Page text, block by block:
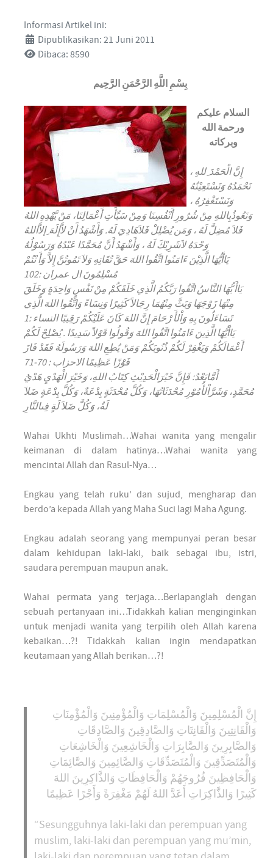
Informasi Artikel ini:
Dipublikasikan: 21 Juni 2011
Dibaca: 8590
بِسْمِ اللَّهِ الرَّحْمَنِ الرَّحِيم
السلام عليكم
ورحمة الله
وبركاته
إِنَّ الْحَمْدَ ِللهِ ،
نَحْمَدُهُ وَنَسْتَعِيْنُهُ
وَنَسْتَغْفِرُهُ ،
وَنَعُوذُبِاللهِ مِنْ شُرُورِ أَنْفُسِنَا وَمِنْ سَيِّأَتِ أَعْمَالِنَا، مَنْ يَّهْدِهِ اللهُ
فَلاَ مُضِلَّ لَهُ ، وَمَن يُضْلِلْ فَلاَهَادِيَ لَهُ. وَأَشْهَدُ أَنْ لاَّإِلَهَ ِإلاَّاللهُ
وَحْدَهُ لاَشَرِيْكَ لَهُ ، وَأَشْهَدُ أَنَّ مُحَمَّدًا عَبْدُهُ وَرَسُوْلُهُ
يَاأَيُّهَا الَّذِيْنَ ءَامَنُوا اتَّقُوا اللهَ حَقَّ تُقَاتِهِ وَلاَ تَمُوتُنَّ إِلاَّ وَأَ نْتُمْ
مُسْلِمُونَ ال عمران :102
يَاأَ يُّهَا النَّاسُ اتَّقُوا رَبَّكُمُ الَّذِي خَلَقَكُمْ مِنْ نَفْسٍ وَاحِدَةٍ وَخَلَقَ
مِنْهَا زَوْجَهَا وَبَثَّ مِنْهُمَا رِجَالاً كَثِيرًا وَنِسَاءً وَاتَّقُوا اللهَ الَّذِي
تَسَاءَلُونَ بِهِ وَاْلأَ رْحَامَ إِنَّ اللهَ كَانَ عَلَيْكُمْ رَقِيبًا النساء :1
يَاأَيُّهَا الَّذِينَ ءَامَنُوا اتَّقُوا اللهَ وَقُولُوا قَوْلاً سَدِيدًا . يُصْلِحْ لَكُمْ
أَعْمَالَكُمْ وَيَغْفِرْ لَكُمْ ذُنُوبَكُمْ وَمَنْ يُطِعِ اللهَ وَرَسُولَهُ فَقَدْ فَازَ
فَوْزًا عَظِيمًا الاحزاب : 70-71
أَمَّابَعْدُ: فَإِنَّ خَيْرَالْحَدِيْثِ كِتَابُ اللهِ، وَخَيْرَ الْهَدْيِ هَدْيُ
مُحَمَّدٍ، وَشَرَّاْلأُمُوْرِ مُحْدَثَاتُهَا، وَكُلَّ مُحْدَثَةٍ بِدْعَةٌ، وَكُلَّ بِدْعَةٍ ضَلاَ
لَةٌ، وَكُلَّ ضَلاَ لَةٍ فِىالنَّارِ
Wahai Ukhti Muslimah…Wahai wanita yang mengalir
keimanan di dalam hatinya…Wahai wanita yang
mencintai Allah dan Rasul-Nya…
Engkau yang telah ruku’ dan sujud, mengharap dan
berdo’a kepada Allah yang Maha Suci lagi Maha Agung.
Engkau adalah seorang yang mempunyai peran besar
dalam kehidupan laki-laki, baik sebagai ibu, istri,
saudara perempuan maupun anak.
Wahai permata yang terjaga…Berlapanglah dengan
sebuah pertanyaan ini…Tidakkah kalian menginginkan
untuk menjadi wanita yang terpilih oleh Allah karena
kebaikan…?! Tidakkah kalian ingin mendapatkan
keutamaan yang Allah berikan…?!
إِنَّ الْمُسْلِمِينَ وَالْمُسْلِمَاتِ وَالْمُؤْمِنِينَ وَالْمُؤْمِنَاتِ
وَالْقَانِتِينَ وَالْقَانِتَاتِ وَالصَّادِقِينَ وَالصَّادِقَاتِ
وَالصَّابِرِينَ وَالصَّابِرَاتِ وَالْخَاشِعِينَ وَالْخَاشِعَاتِ
وَالْمُتَصَدِّقِينَ وَالْمُتَصَدِّقَاتِ وَالصَّائِمِينَ وَالصَّائِمَاتِ
وَالْحَافِظِينَ فُرُوجَهُمْ وَالْحَافِظَاتِ وَالذَّاكِرِينَ اللهَ
كَثِيرًا وَالذَّاكِرَاتِ أَعَدَّ اللهُ لَهُمْ مَغْفِرَةً وَأَجْرًا عَظِيمًا
“Sesungguhnya laki-laki dan perempuan yang
muslim, laki-laki dan perempuan yang mu’min,